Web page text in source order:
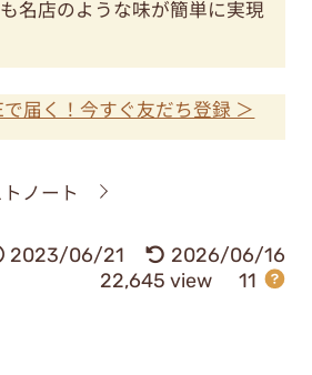
名店のような味が簡単に実現
届く！今すぐ友だち登録 ＞
ノート
2023/06/21
2026/06/16
22,645 view
11